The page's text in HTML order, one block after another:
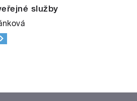
služby